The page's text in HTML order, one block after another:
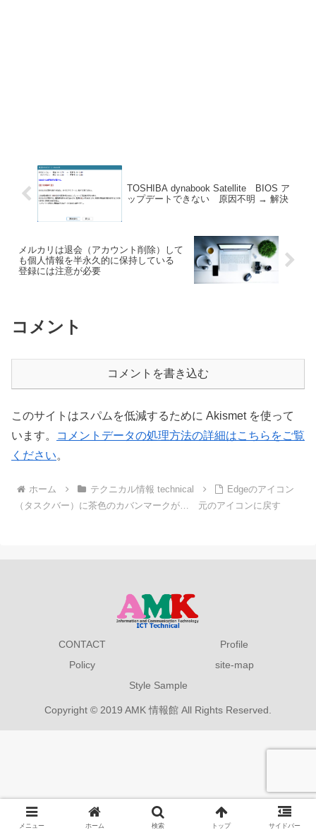
TOSHIBA dynabook Satellite BIOS ア
ップデートできない 原因不明 → 解決
メルカリは退会（アカウント削除）して
も個人情報を半永久的に保持している
登録には注意が必要
コメント
コメントを書き込む
このサイトはスパムを低減するために Akismet を使って
います。
コメントデータの処理方法の詳細はこちらをご覧
ください。
ホーム テクニカル情報 technical
Edgeのアイコン
（タスクバー）に茶色のカバンマークが… 元のアイコンに戻す
CONTACT
Profile
Policy
site-map
Style Sample
Copyright © 2019 AMK 情報館 All Rights Reserved.
メニュー ホーム 検索 トップ サイドバー